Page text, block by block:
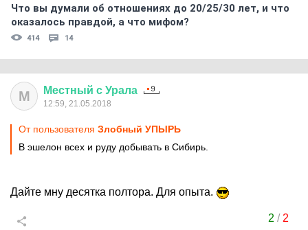
Что вы думали об отношениях до 20/25/30 лет, и что
оказалось правдой, а что мифом?
414 14
М Местный с Урала
12:59, 21.05.2018
От пользователя Злобный УПЫРЬ
В эшелон всех и руду добывать в Сибирь.
Дайте мну десятка полтора. Для опыта.
2 / 2